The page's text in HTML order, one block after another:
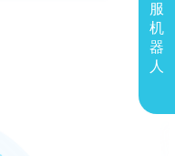
服
机
器
人